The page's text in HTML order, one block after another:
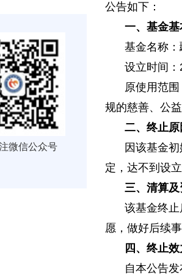
微信公众号
公告如下：
一、基金
基金名称
设立时间：
原使用范
规的慈善、公益
二、终止原
因该基金
定，达不到设
三、清算
该基金终
愿，做好后续
四、终止
自本公告